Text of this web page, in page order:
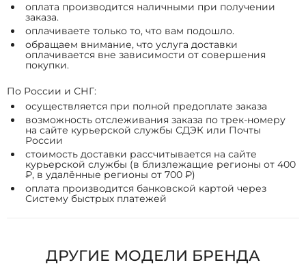
оплата производится наличными при получении
заказа.
оплачиваете только то, что вам подошло.
обращаем внимание, что услуга доставки
оплачивается вне зависимости от совершения
покупки.
По России и СНГ:
осуществляется при полной предоплате заказа
возможность отслеживания заказа по трек-номеру
на сайте курьерской службы СДЭК или Почты
России
стоимость доставки рассчитывается на сайте
курьерской службы (в близлежащие регионы от 400
₽, в удалённые регионы от 700 ₽)
оплата производится банковской картой через
Систему быстрых платежей
ДРУГИЕ МОДЕЛИ БРЕНДА